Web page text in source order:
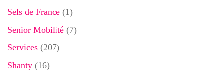
Sels de France (1)
Senior Mobilité (7)
Services (207)
Shanty (16)